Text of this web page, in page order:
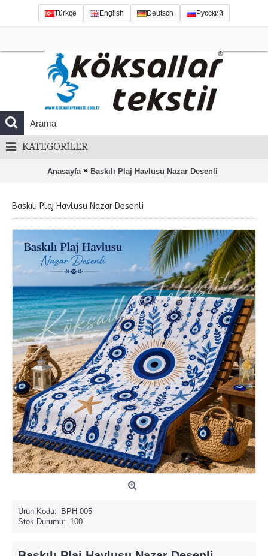
Türkçe English Deutsch Русский
KATEGORILER
Anasayfa » Baskılı Plaj Havlusu Nazar Desenli
Baskılı Plaj Havlusu Nazar Desenli
Ürün Kodu:
BPH-005
Stok Durumu: 100